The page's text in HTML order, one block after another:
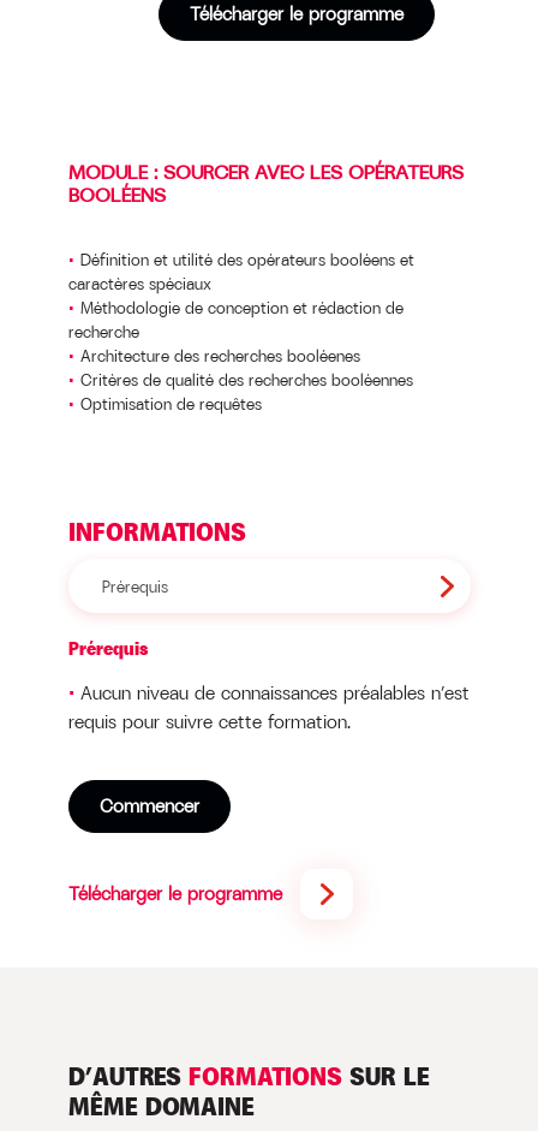
Télécharger le programme
MODULE : SOURCER AVEC LES OPÉRATEURS
BOOLÉENS
Définition et utilité des opérateurs booléens et
caractères spéciaux
Méthodologie de conception et rédaction de
recherche
Architecture des recherches booléenes
Critères de qualité des recherches booléennes
Optimisation de requêtes
INFORMATIONS
Prérequis
Prérequis
Aucun niveau de connaissances préalables n’est
requis pour suivre cette formation.
Commencer
Télécharger le programme
D’AUTRES FORMATIONSSUR LE
MÊME DOMAINE